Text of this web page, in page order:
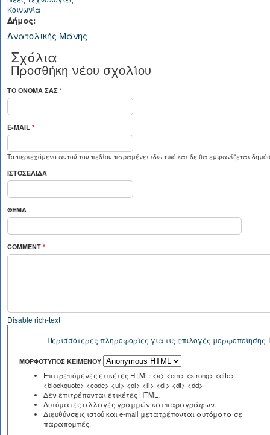
Κοινωνία
Δήμος:
Ανατολικής Μάνης
Σχόλια
Προσθήκη νέου σχολίου
ΤΟ ΌΝΟΜΆ ΣΑΣ *
E-MAIL *
Το περιεχόμενο αυτού του πεδίου παραμένει ιδιωτικό και δε θα εμφανίζεται
ΙΣΤΟΣΕΛΊΔΑ
ΘΈΜΑ
COMMENT *
Disable rich-text
Περισσότερες πληροφορίες για τις επιλογές μορφοποίησης
ΜΟΡΦΌΤΥΠΟΣ ΚΕΙΜΈΝΟΥ
Επιτρεπόμενες ετικέτες HTML: <a> <em> <strong> <cite>
<blockquote> <code> <ul> <ol> <li> <dl> <dt> <dd>
Δεν επιτρέπονται ετικέτες HTML.
Αυτόματες αλλαγές γραμμών και παραγράφων.
Διευθύνσεις ιστού και e-mail μετατρέπονται αυτόματα σε
παραπομπές.